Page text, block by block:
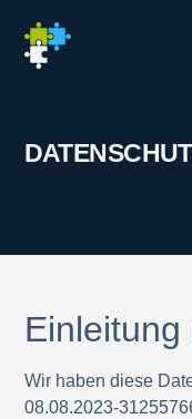
Wir haben diese
08.08.2023-